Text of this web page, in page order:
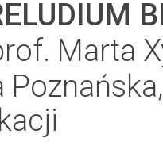
Marta